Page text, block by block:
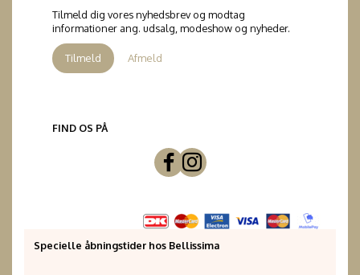
Tilmeld dig vores nyhedsbrev og modtag
informationer ang. udsalg, modeshow og nyheder.
Tilmeld Afmeld
FIND OS PÅ
Specielle åbningstider hos Bellissima